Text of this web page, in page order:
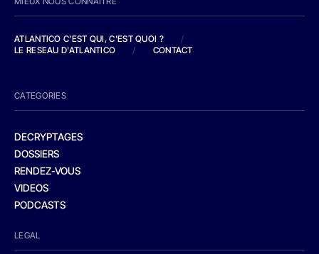
ATLANTICO C'EST QUI, C'EST QUOI ?
/
LE RESEAU D'ATLANTICO
/ CONTACT
CATEGORIES
DECRYPTAGES
DOSSIERS
RENDEZ-VOUS
VIDEOS
PODCASTS
LEGAL